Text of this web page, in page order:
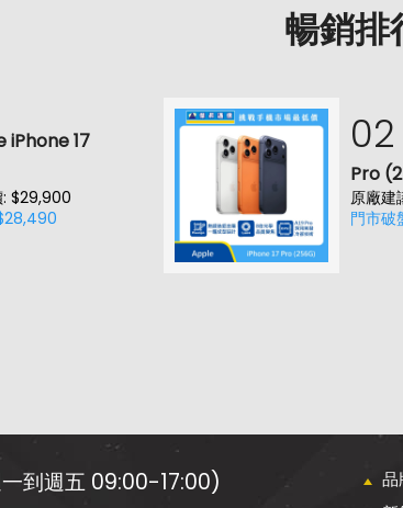
暢銷排
iPhone 17
: $29,900
02
Pro
原廠建
門市破
到週五 09:00-17:00) 品